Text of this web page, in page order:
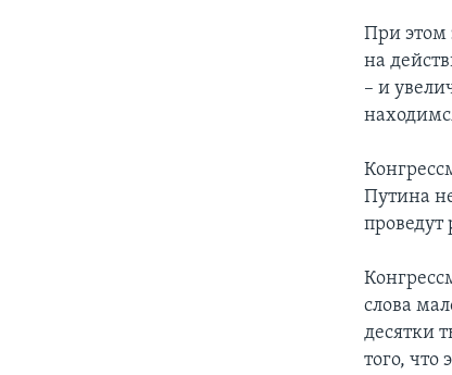
При этом
на
– и
Путина
слова
десятки
того, что